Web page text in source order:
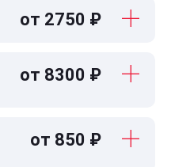
от 2750 ₽
от 8300 ₽
от 850 ₽